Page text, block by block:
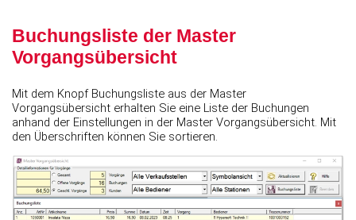
Buchungsliste der Master
Vorgangsübersicht
Mit dem Knopf Buchungsliste aus der Master
Vorgangsübersicht erhalten Sie eine Liste der Buchungen
anhand der Einstellungen in der Master Vorgangsübersicht. Mit
den Überschriften können Sie sortieren.